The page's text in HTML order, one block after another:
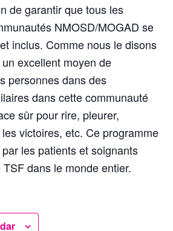
de garantir que tous les
NMOSD/MOGAD se
inclus. Comme nous le disons
excellent moyen de
personnes dans des
dans cette communauté
sûr pour rire, pleurer,
victoires, etc. Ce programme
les patients et soignants
dans le monde entier.